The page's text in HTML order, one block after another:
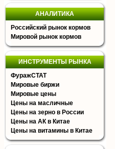
АНАЛИТИКА
Российский рынок кормов
Мировой рынок кормов
ИНСТРУМЕНТЫ РЫНКА
ФуражСТАТ
Мировые биржи
Мировые цены
Цены на масличные
Цены на зерно в России
Цены на АК в Китае
Цены на витамины в Китае